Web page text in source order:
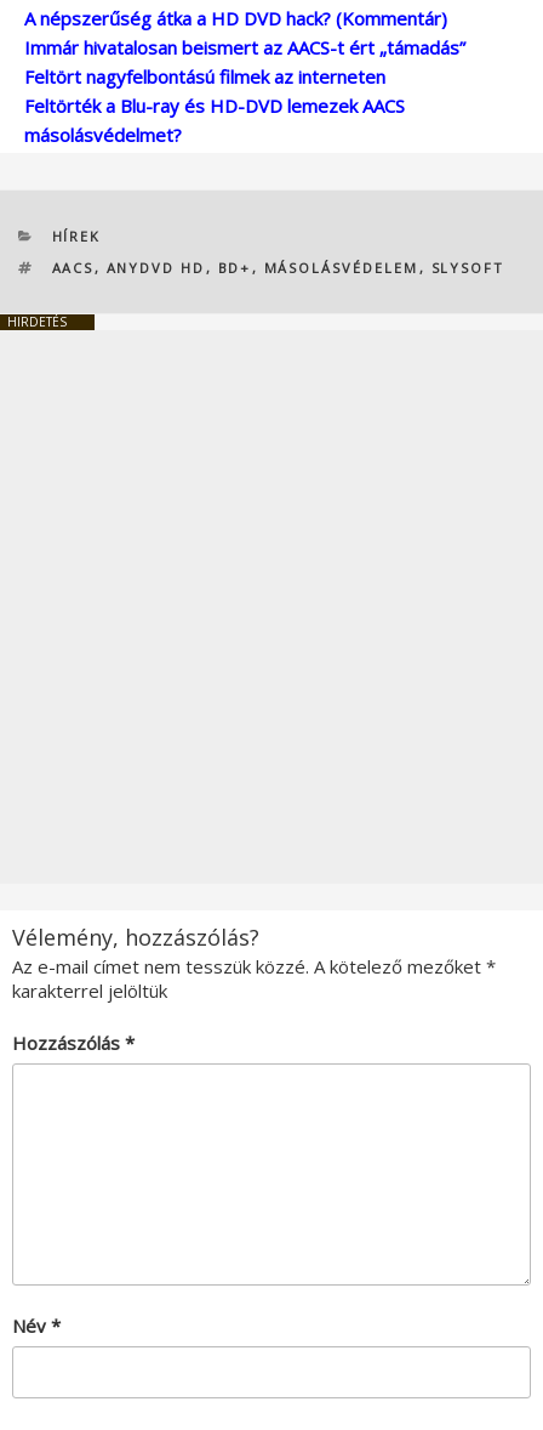
A népszerűség átka a HD DVD hack? (Kommentár)
Immár hivatalosan beismert az AACS-t ért „támadás”
Feltört nagyfelbontású filmek az interneten
Feltörték a Blu-ray és HD-DVD lemezek AACS
másolásvédelmet?
KATEGÓRIÁK
HÍREK
CÍMKÉK
AACS , ANYDVD HD , BD+ , MÁSOLÁSVÉDELEM , SLYSOFT
HIRDETÉS
Vélemény, hozzászólás?
Az e-mail címet nem tesszük közzé. A kötelező mezőket *
karakterrel jelöltük
Hozzászólás *
Név *